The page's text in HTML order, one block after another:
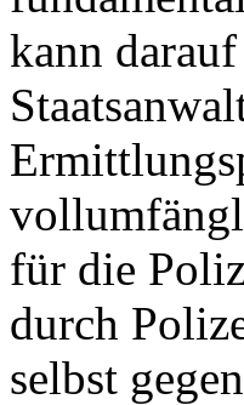
kann
für die
durch
selbst